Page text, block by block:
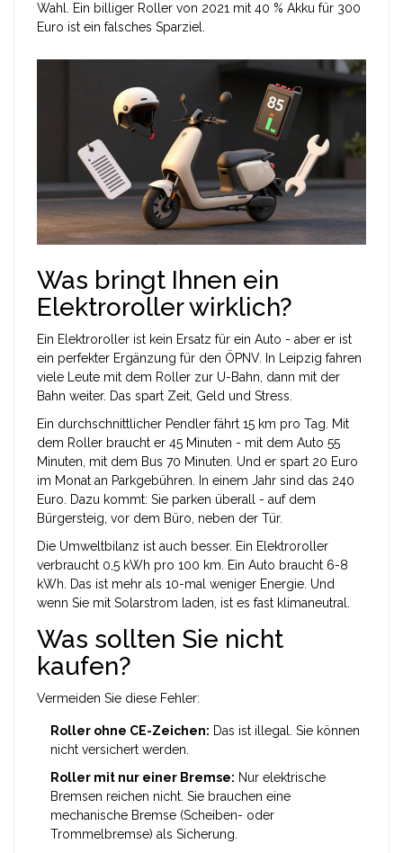
Wahl. Ein billiger Roller von 2021 mit 40 % Akku für 300
Euro ist ein falsches Sparziel.
Was bringt Ihnen ein
Elektroroller wirklich?
Ein Elektroroller ist kein Ersatz für ein Auto - aber er ist
ein perfekter Ergänzung für den ÖPNV. In Leipzig fahren
viele Leute mit dem Roller zur U-Bahn, dann mit der
Bahn weiter. Das spart Zeit, Geld und Stress.
Ein durchschnittlicher Pendler fährt 15 km pro Tag. Mit
dem Roller braucht er 45 Minuten - mit dem Auto 55
Minuten, mit dem Bus 70 Minuten. Und er spart 20 Euro
im Monat an Parkgebühren. In einem Jahr sind das 240
Euro. Dazu kommt: Sie parken überall - auf dem
Bürgersteig, vor dem Büro, neben der Tür.
Die Umweltbilanz ist auch besser. Ein Elektroroller
verbraucht 0,5 kWh pro 100 km. Ein Auto braucht 6-8
kWh. Das ist mehr als 10-mal weniger Energie. Und
wenn Sie mit Solarstrom laden, ist es fast klimaneutral.
Was sollten Sie nicht
kaufen?
Vermeiden Sie diese Fehler:
Roller ohne CE-Zeichen: Das ist illegal. Sie können
nicht versichert werden.
Roller mit nur einer Bremse: Nur elektrische
Bremsen reichen nicht. Sie brauchen eine
mechanische Bremse (Scheiben- oder
Trommelbremse) als Sicherung.